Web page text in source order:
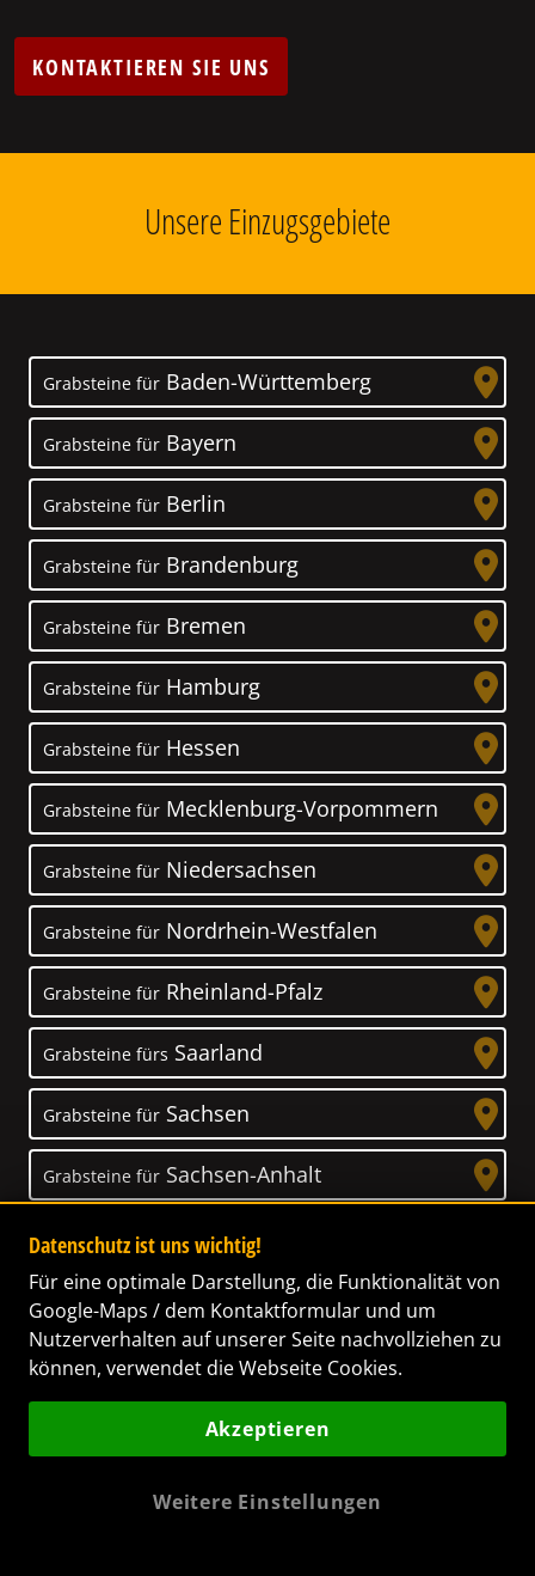
KONTAKTIEREN SIE UNS
Unsere Einzugsgebiete
Grabsteine für Baden-Württemberg
Grabsteine für Bayern
Grabsteine für Berlin
Grabsteine für Brandenburg
Grabsteine für Bremen
Grabsteine für Hamburg
Grabsteine für Hessen
Grabsteine für Mecklenburg-Vorpommern
Grabsteine für Niedersachsen
Grabsteine für Nordrhein-Westfalen
Grabsteine für Rheinland-Pfalz
Grabsteine fürs Saarland
Grabsteine für Sachsen
Grabsteine für Sachsen-Anhalt
Grabsteine für Schleswig-Holstein
Grabsteine fürThüringen
Unser Anspruch
Das Leben ist ein Geschenk! – Nun haben wir
Datenschutz ist uns wichtig!
Für eine optimale Darstellung, die Funktionalität von
Google-Maps / dem Kontaktformular und um
Nutzerverhalten auf unserer Seite nachvollziehen zu
können, verwendet die Webseite Cookies.
Akzeptieren
Weitere Einstellungen